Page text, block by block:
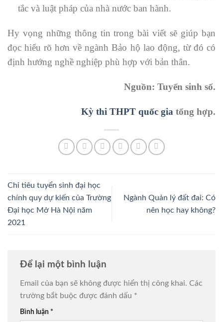
tắc và luật pháp của nhà nước ban hành.
Hy vọng những thông tin trong bài viết sẽ giúp bạn
đọc hiểu rõ hơn về ngành Bảo hộ lao động, từ đó có
định hướng nghề nghiệp phù hợp với bản thân.
Nguồn: Tuyển sinh số.
Kỳ thi THPT quốc gia tổng hợp.
Chỉ tiêu tuyển sinh đại học
chính quy dự kiến của Trường
Đại học Mở Hà Nội năm
2021
Ngành Quản lý đất đai: Có
nên học hay không?
Để lại một bình luận
Email của bạn sẽ không được hiển thị công khai. Các
trường bắt buộc được đánh dấu *
Bình luận *